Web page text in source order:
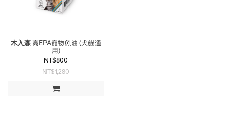
加入購物車
木入森高EPA寵物魚油 (犬貓通
用)
NT$800
NT$1,280